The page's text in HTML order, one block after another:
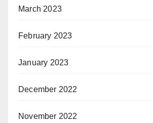
March 2023
February 2023
January 2023
December 2022
November 2022